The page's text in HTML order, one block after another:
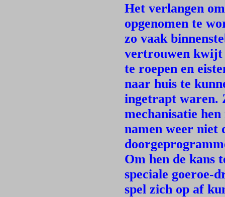
Het verlangen
opgenomen te
zo vaak
vertrouwen kwijt
te roepen en
naar huis te
ingetrapt waren.
mechanisatie
namen weer niet
Om hen de kans
speciale goeroe-
spel zich op af